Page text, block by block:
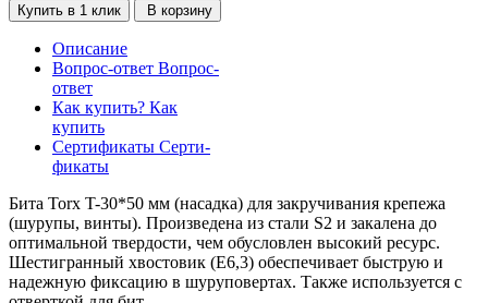
Купить в 1 клик В корзину
Описание
Вопрос-ответ Вопрос-
ответ
Как купить? Как
купить
Сертификаты Серти-
фикаты
Бита Torx T-30*50 мм (насадка) для закручивания крепежа
(шурупы, винты). Произведена из стали S2 и закалена до
оптимальной твердости, чем обусловлен высокий ресурс.
Шестигранный хвостовик (Е6,3) обеспечивает быструю и
надежную фиксацию в шуруповертах. Также используется с